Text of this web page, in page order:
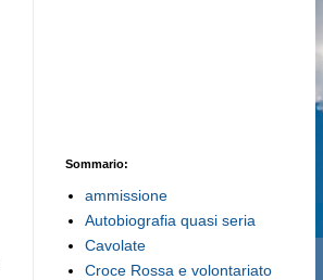
Sommario:
ammissione
Autobiografia quasi seria
Cavolate
Croce Rossa e volontariato